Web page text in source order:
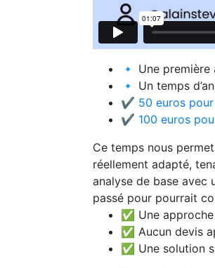
🔹 Une
🔹 Un temps
✔ 50 euros
✔ 100 euros
Ce temps nous
réellement adapté,
analyse de base avec
passé pour pourrait
✅ Une
✅ Aucun devis
✅ Une solution